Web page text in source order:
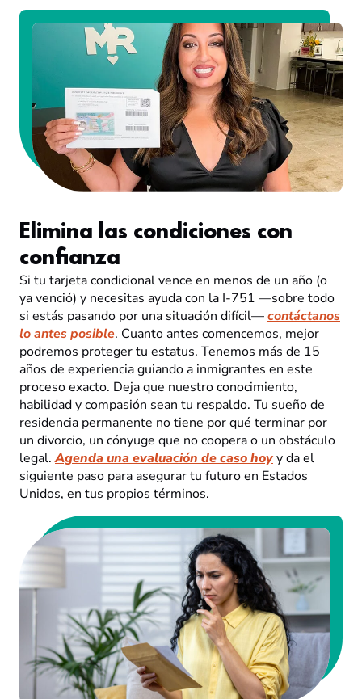
Elimina las condiciones con
confianza
Si tu tarjeta condicional vence en menos de un año (o
ya venció) y necesitas ayuda con la I-751 —sobre todo
si estás pasando por una situación difícil—contáctanos
lo antes posible. Cuanto antes comencemos, mejor
podremos proteger tu estatus. Tenemos más de 15
años de experiencia guiando a inmigrantes en este
proceso exacto. Deja que nuestro conocimiento,
habilidad y compasión sean tu respaldo. Tu sueño de
residencia permanente no tiene por qué terminar por
un divorcio, un cónyuge que no coopera o un obstáculo
legal.Agenda una evaluación de caso hoyy da el
siguiente paso para asegurar tu futuro en Estados
Unidos, en tus propios términos.